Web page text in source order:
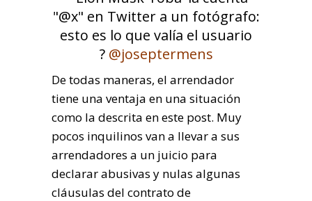
? @joseptermens
De todas maneras, el arrendador
tiene una ventaja en una situación
como la descrita en este post. Muy
pocos inquilinos van a llevar a sus
arrendadores a un juicio para
declarar abusivas y nulas algunas
cláusulas del contrato de